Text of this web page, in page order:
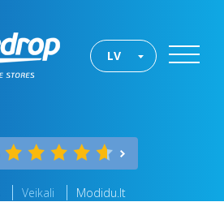
LV
Veikali Modidu.lt